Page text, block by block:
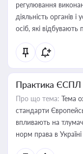
регулювання
діяльність органів
осіб, які відбувають
Практика ЄСПЛ
Про що тема: Тема
стандарти
впливають на
норм права в Україні